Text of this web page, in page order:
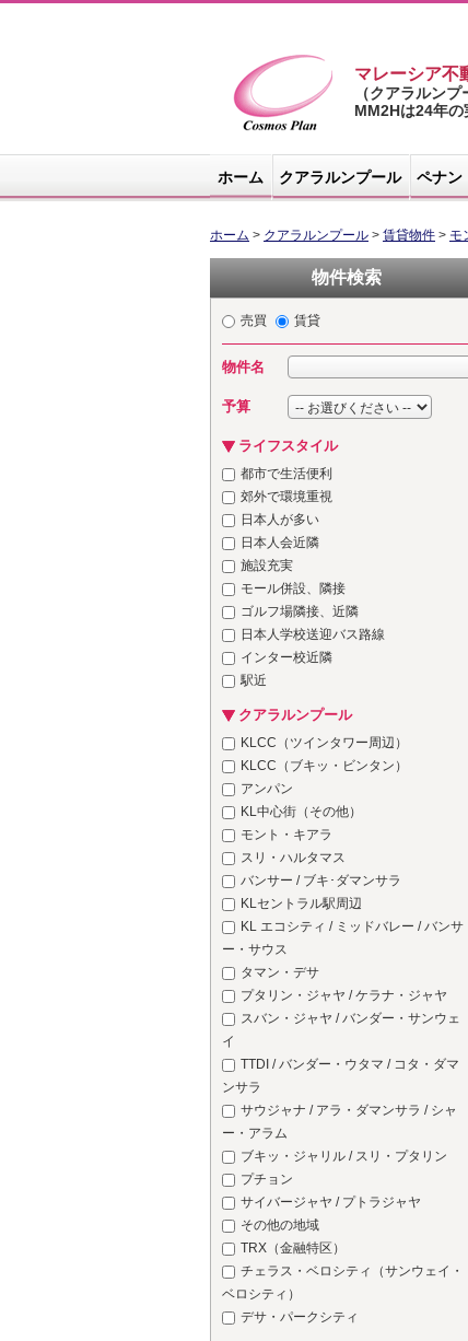
コスモスプラ
マレーシア不
（クアラルン
MM2Hは24年の
ホーム クアラルンプール ペナン
ホーム > クアラルンプール > 賃貸物件 > モ
物件検索
売買 賃貸
物件名
予算
ライフスタイル
都市で生活便利
郊外で環境重視
日本人が多い
日本人会近隣
施設充実
モール併設、隣接
ゴルフ場隣接、近隣
日本人学校送迎バス路線
インター校近隣
駅近
クアラルンプール
KLCC（ツインタワー周辺）
KLCC（ブキッ・ビンタン）
アンパン
KL中心街（その他）
モント・キアラ
スリ・ハルタマス
バンサー / ブキ･ダマンサラ
KLセントラル駅周辺
KL エコシティ / ミッドバレー / バンサ
ー・サウス
タマン・デサ
プタリン・ジャヤ / ケラナ・ジャヤ
スバン・ジャヤ / バンダー・サンウェ
イ
TTDI / バンダー・ウタマ / コタ・ダマ
ンサラ
サウジャナ / アラ・ダマンサラ / シャ
ー・アラム
ブキッ・ジャリル / スリ・プタリン
プチョン
サイバージャヤ / プトラジャヤ
その他の地域
TRX（金融特区）
チェラス・ベロシティ（サンウェイ・
ベロシティ）
デサ・パークシティ